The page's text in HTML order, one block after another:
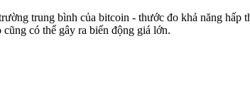
trung bình của bitcoin - thước đo khả năng hấp
có thể gây ra biến động giá lớn.